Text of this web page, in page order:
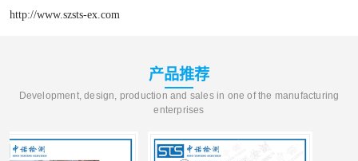
http://www.szsts-ex.com
产品推荐
Development, design, production and sales in one of the manufacturing
enterprises